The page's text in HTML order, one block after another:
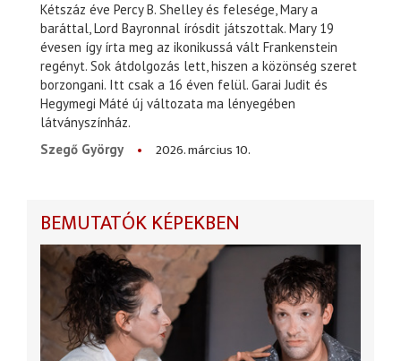
Kétszáz éve Percy B. Shelley és felesége, Mary a
baráttal, Lord Bayronnal írósdit játszottak. Mary 19
évesen így írta meg az ikonikussá vált Frankenstein
regényt. Sok átdolgozás lett, hiszen a közönség szeret
borzongani. Itt csak a 16 éven felül. Garai Judit és
Hegymegi Máté új változata ma lényegében
látványszínház.
Szegő György
2026. március 10.
BEMUTATÓK KÉPEKBEN